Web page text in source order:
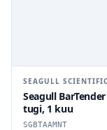
SEAGULL SCIENTIFIC
Seagull
tugi, 1 kuu
SGBTAAMNT